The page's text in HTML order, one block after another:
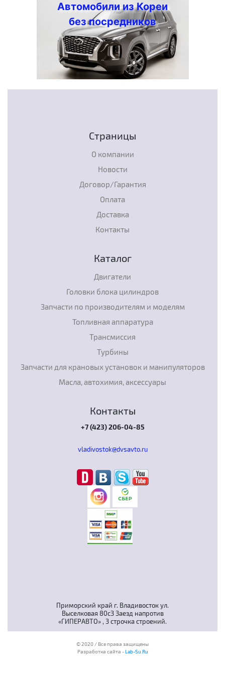
Автомобили из Кореи
без посредников
Приморский край г. Владивосток ул.
Выселковая 80с3 Заезд напротив
«ГИПЕРАВТО» , 3 строчка строений.
© 2020 / Все права защищены
Разработка сайта -Lab-Su.Ru
Страницы
О компании
Новости
Договор/Гарантия
Оплата
Доставка
Контакты
Каталог
Двигатели
Головки блока цилиндров
Запчасти по производителям и моделям
Топливная аппаратура
Трансмиссия
Турбины
Запчасти для крановых установок и манипуляторов
Масла, автохимия, аксессуары
Контакты
+7 (423) 206-04-85
vladivostok@dvsavto.ru